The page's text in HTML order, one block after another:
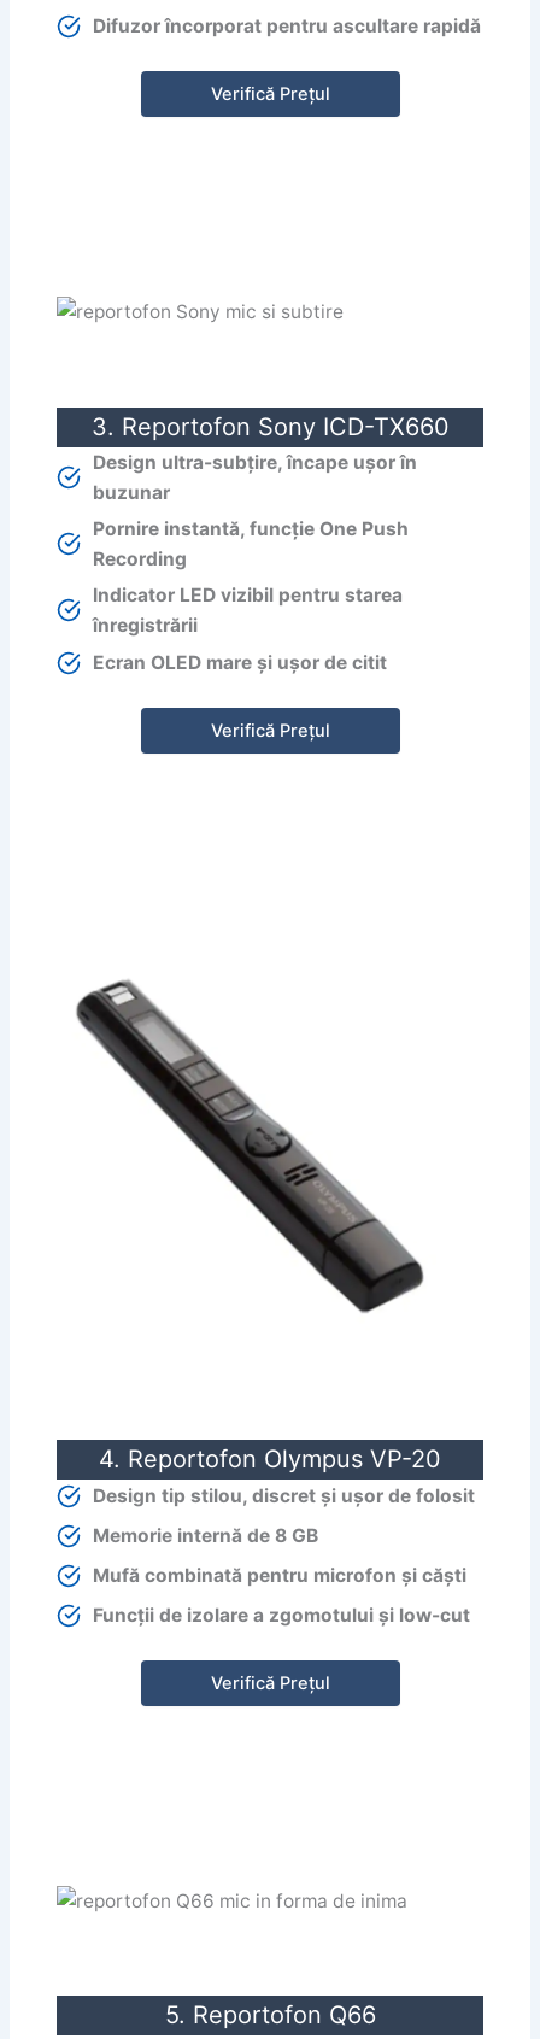
Difuzor încorporat pentru ascultare rapidă
Verifică Prețul
3. Reportofon Sony ICD-TX660
Design ultra-subțire, încape ușor în
buzunar
Pornire instantă, funcție One Push
Recording
Indicator LED vizibil pentru starea
înregistrării
Ecran OLED mare și ușor de citit
Verifică Prețul
4. Reportofon Olympus VP-20
Design tip stilou, discret și ușor de folosit
Memorie internă de 8 GB
Mufă combinată pentru microfon și căști
Funcții de izolare a zgomotului și low-cut
Verifică Prețul
5. Reportofon Q66